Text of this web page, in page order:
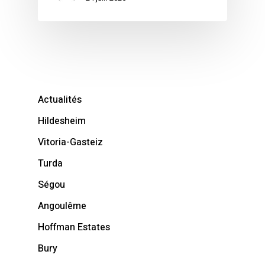
Actualités
Hildesheim
Vitoria-Gasteiz
Turda
Ségou
Angoulême
Hoffman Estates
Bury